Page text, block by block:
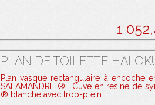
1
PLAN DE TOILETTE
Plan vasque rectangulaire à encoche
SALAMANDRE ® . Cuve en résine de
® blanche avec trop-plein.